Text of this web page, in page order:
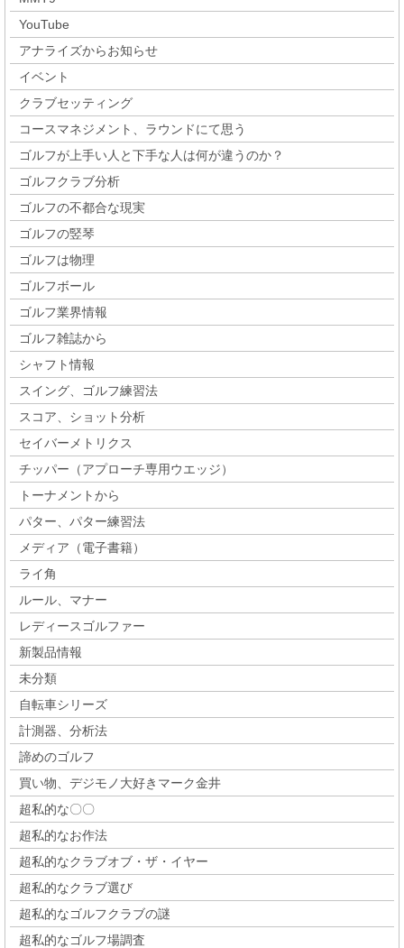
YouTube
アナライズからお知らせ
イベント
クラブセッティング
コースマネジメント、ラウンドにて思う
ゴルフが上手い人と下手な人は何が違うのか？
ゴルフクラブ分析
ゴルフの不都合な現実
ゴルフの竪琴
ゴルフは物理
ゴルフボール
ゴルフ業界情報
ゴルフ雑誌から
シャフト情報
スイング、ゴルフ練習法
スコア、ショット分析
セイバーメトリクス
チッパー（アプローチ専用ウエッジ）
トーナメントから
パター、パター練習法
メディア（電子書籍）
ライ角
ルール、マナー
レディースゴルファー
新製品情報
未分類
自転車シリーズ
計測器、分析法
諦めのゴルフ
買い物、デジモノ大好きマーク金井
超私的な〇〇
超私的なお作法
超私的なクラブオブ・ザ・イヤー
超私的なクラブ選び
超私的なゴルフクラブの謎
超私的なゴルフ場調査